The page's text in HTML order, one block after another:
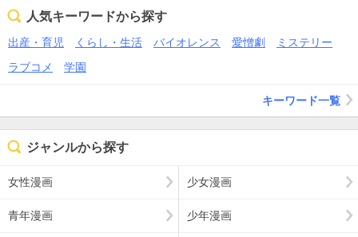
人気キーワードから探す
出産・育児 くらし・生活 バイオレンス 愛憎劇
ミステリー
ラブコメ
学園
キーワード一覧
ジャンルから探す
女性漫画 少女漫画
青年漫画 少年漫画